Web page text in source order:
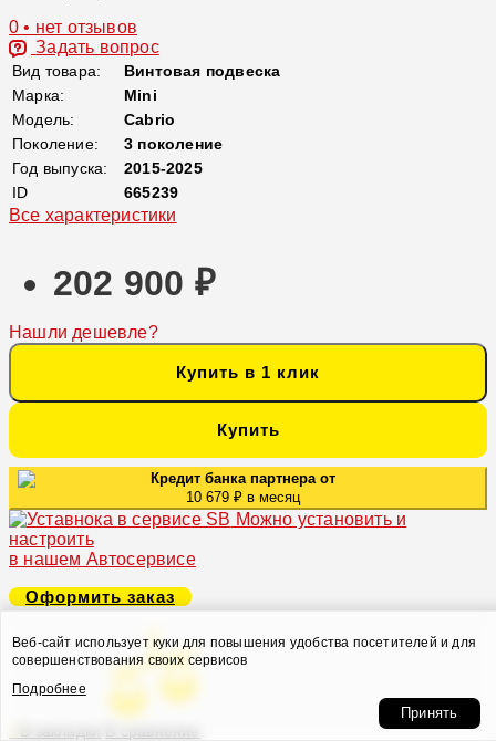
0 • нет отзывов
Задать вопрос
Вид товара:
Винтовая подвеска
Марка:
Mini
Модель:
Cabrio
Поколение:
3 поколение
Год выпуска:
2015-2025
ID
665239
Все характеристики
202 900 ₽
Нашли дешевле?
Купить в 1 клик
Купить
Кредит банка партнера от
10 679 ₽ в месяц
Можно установить и
настроить
в нашем Автосервисе
Оформить заказ
В закладки В сравнение
Веб-сайт использует куки для повышения удобства посетителей и для
совершенствования своих сервисов
Подробнее
Принять